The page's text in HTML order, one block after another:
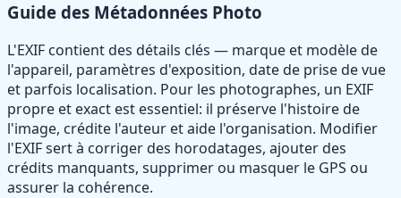
Guide des Métadonnées Photo
L'EXIF contient des détails clés — marque et modèle de
l'appareil, paramètres d'exposition, date de prise de vue
et parfois localisation. Pour les photographes, un EXIF
propre et exact est essentiel: il préserve l'histoire de
l'image, crédite l'auteur et aide l'organisation. Modifier
l'EXIF sert à corriger des horodatages, ajouter des
crédits manquants, supprimer ou masquer le GPS ou
assurer la cohérence.